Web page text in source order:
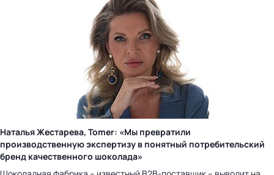
Наталья Жестарева, Tomer: «Мы превратили
производственную экспертизу в понятный потребительский
бренд качественного шоколада»